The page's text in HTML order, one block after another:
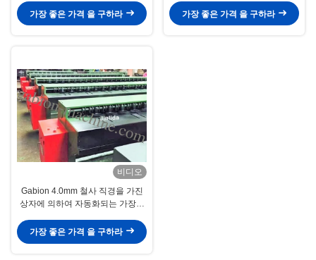
가장 좋은 가격 을 구하라
가장 좋은 가격 을 구하라
비디오
Gabion 4.0mm 철사 직경을 가진
상자에 의하여 자동화되는 가장자
가장 좋은 가격 을 구하라